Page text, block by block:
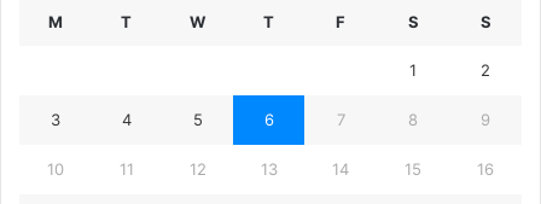
M T W T F S S
1 2
3 4 5 6 7 8 9
10 11 12 13 14 15 16